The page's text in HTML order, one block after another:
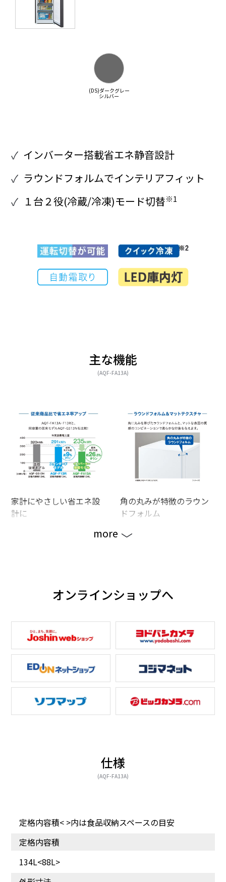
(DS)ダークグレー
シルバー
インバーター搭載省エネ静音設計
ラウンドフォルムでインテリアフィット
１台２役(冷蔵/冷凍)モード切替※1
主な機能
(AQF-FA13A)
家計にやさしい省エネ設
計に
角の丸みが特徴のラウン
ドフォルム
どのスペースにも置きや
すい
2つの温度で使い方いろい
ろ
耐熱トップテーブルで電
more
オンラインショップへ
仕様
(AQF-FA13A)
定格内容積< >内は食品収納スペースの目安
定格内容積
134L<88L>